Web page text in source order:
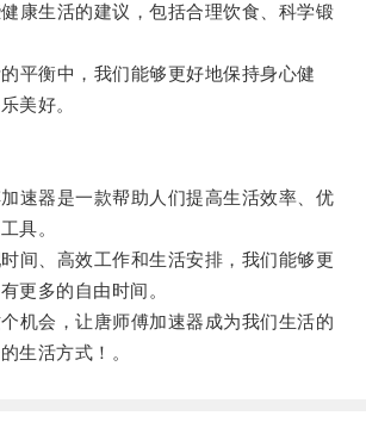
生活的建议，包括合理饮食、科学锻
衡中，我们能够更好地保持身心健
美好。
器是一款帮助人们提高生活效率、优
具。
、高效工作和生活安排，我们能够更
更多的自由时间。
会，让唐师傅加速器成为我们生活的
生活方式！。